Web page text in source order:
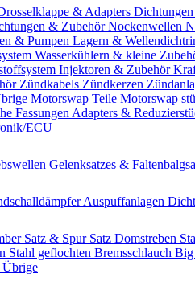
& Adapters
& ZubehörNockenwellen
& Pumpen Lagern &
Wasserkühlern & kleine
Injektoren & Zubehör
Zündkabels Zündkerzen
Motorswap Teile Motorswap
Fassungen Adapters &
ECU
Gelenksatzes &
Auspuffanlagen
Satz & Spur Satz Domstreben
Stahl geflochten Bremsschlauch Big
Übrige